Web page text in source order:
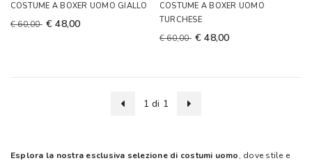
COSTUME A BOXER UOMO GIALLO
€ 60,00 € 48,00
COSTUME A BOXER UOMO
TURCHESE
€ 60,00 € 48,00
1 di 1
Esplora la nostra esclusiva selezione di costumi uomo, dove stile e